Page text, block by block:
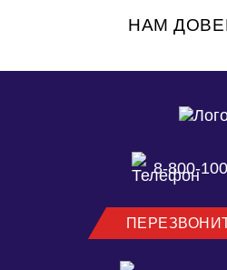
НАМ
8-800-